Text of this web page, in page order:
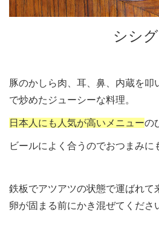
シシグ
豚のかしら肉、耳、鼻、内蔵を叩
で炒めたジューシーな料理。
日本人にも人気が高いメニューの
ビールによく合うのでおつまみに
鉄板でアツアツの状態で運ばれて
卵が固まる前にかき混ぜてくださ